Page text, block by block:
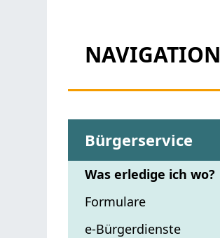
NAVIGATION
Bürgerservice
Was erledige ich wo?
Formulare
e-Bürgerdienste